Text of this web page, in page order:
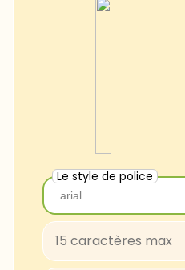
Le style de police
arial